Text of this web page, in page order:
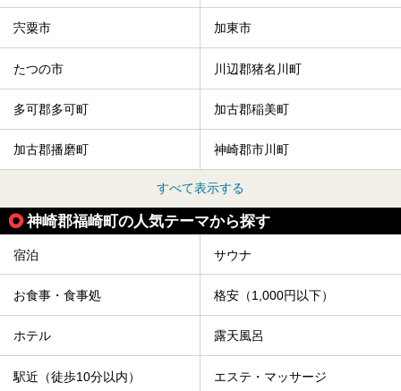
宍粟市 加東市
たつの市 川辺郡猪名川町
多可郡多可町 加古郡稲美町
加古郡播磨町 神崎郡市川町
すべて表示する
神崎郡福崎町の人気テーマから探す
宿泊 サウナ
お食事・食事処 格安（1,000円以下）
ホテル 露天風呂
駅近（徒歩10分以内） エステ・マッサージ